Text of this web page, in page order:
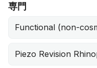
専門
Functional (non-
Piezo Revision